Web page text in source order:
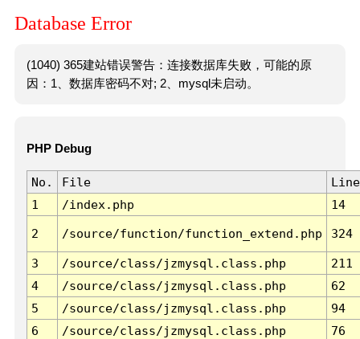
Database Error
(1040) 365建站错误警告：连接数据库失败，可能的原
因：1、数据库密码不对; 2、mysql未启动。
PHP Debug
No. File
Line
1
/index.php 14
2 /source/function/function_extend.php 324
3 /source/class/jzmysql.class.php
211
4
/source/class/jzmysql.class.php
62
5
/source/class/jzmysql.class.php
94
6
/source/class/jzmysql.class.php 76